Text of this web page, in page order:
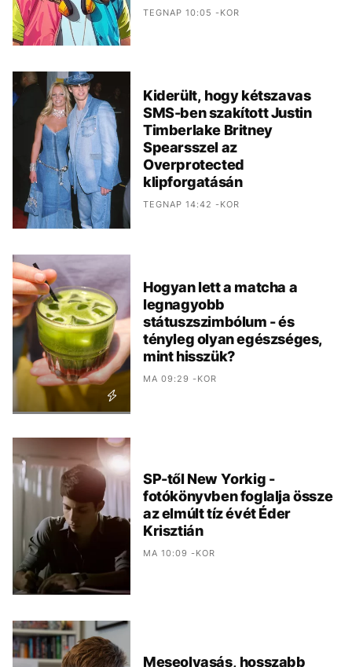
TEGNAP 10:05 -KOR
Kiderült, hogy kétszavas
SMS-ben szakított Justin
Timberlake Britney
Spearsszel az
Overprotected
klipforgatásán
TEGNAP 14:42 -KOR
Hogyan lett a matcha a
legnagyobb
státuszszimbólum - és
tényleg olyan egészséges,
mint hisszük?
MA 09:29 -KOR
SP-től New Yorkig -
fotókönyvben foglalja össze
az elmúlt tíz évét Éder
Krisztián
MA 10:09 -KOR
Meseolvasás, hosszabb